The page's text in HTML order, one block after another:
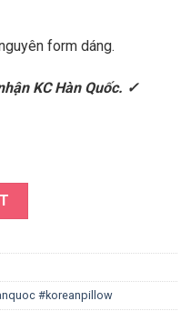
form dáng.
KC Hàn Quốc. ✓
#koreanpillow